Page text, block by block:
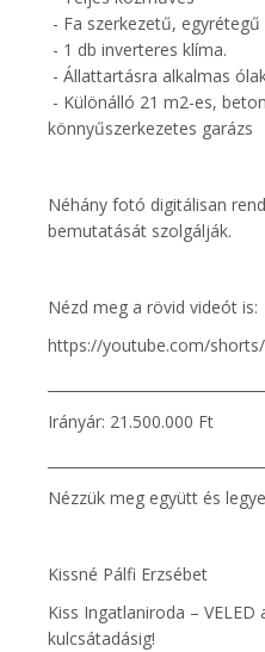
- Fa szerkezetű,
- 1 db inverteres klíma.
- Állattartásra alkalmas
- Különálló 21 m2-es,
könnyűszerkezetes garázs
Néhány fotó digitálisan
bemutatását szolgálják.
Nézd meg a rövid videót is:
https://youtube.com/shorts/
Irányár: 21.500.000 Ft
Nézzük meg együtt és
Kissné Pálfi Erzsébet
Kiss Ingatlaniroda – VELED
kulcsátadásig!